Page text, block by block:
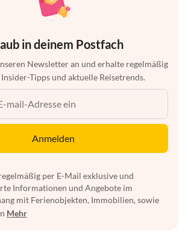
in deinem Postfach
Newsletter an und erhalte regelmäßig
Tipps und aktuelle Reisetrends.
Anmelden
per E-Mail exklusive und
Informationen und Angebote im
mit Ferienobjekten, Immobilien, sowie
Mehr